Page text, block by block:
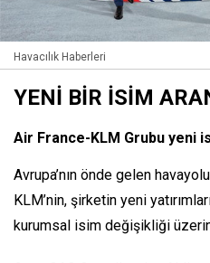
Havacılık Haberleri
YENİ BİR İSİM
Air France-KLM Grubu yeni
Avrupa’nın önde gelen
KLM’nin, şirketin yeni
kurumsal isim değişikliği